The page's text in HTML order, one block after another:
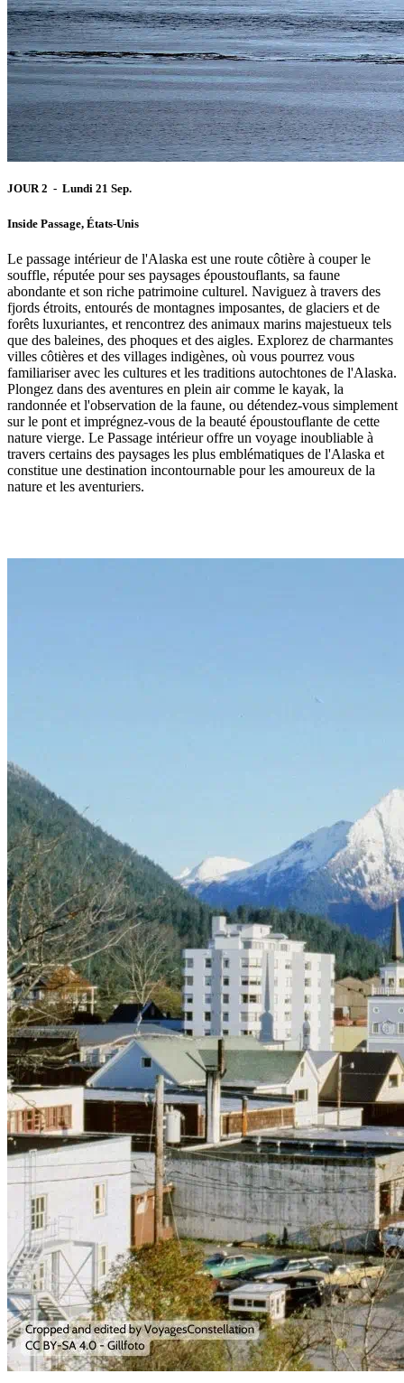
JOUR 2 - Lundi 21 Sep.
Inside Passage, États-Unis
Le passage intérieur de l'Alaska est une route côtière à couper le
souffle, réputée pour ses paysages époustouflants, sa faune
abondante et son riche patrimoine culturel. Naviguez à travers des
fjords étroits, entourés de montagnes imposantes, de glaciers et de
forêts luxuriantes, et rencontrez des animaux marins majestueux tels
que des baleines, des phoques et des aigles. Explorez de charmantes
villes côtières et des villages indigènes, où vous pourrez vous
familiariser avec les cultures et les traditions autochtones de l'Alaska.
Plongez dans des aventures en plein air comme le kayak, la
randonnée et l'observation de la faune, ou détendez-vous simplement
sur le pont et imprégnez-vous de la beauté époustouflante de cette
nature vierge. Le Passage intérieur offre un voyage inoubliable à
travers certains des paysages les plus emblématiques de l'Alaska et
constitue une destination incontournable pour les amoureux de la
nature et les aventuriers.